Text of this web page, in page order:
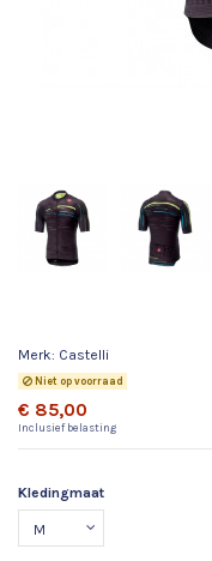
Merk: Castelli
Niet op voorraad
€ 85,00
Inclusief belasting
Kledingmaat